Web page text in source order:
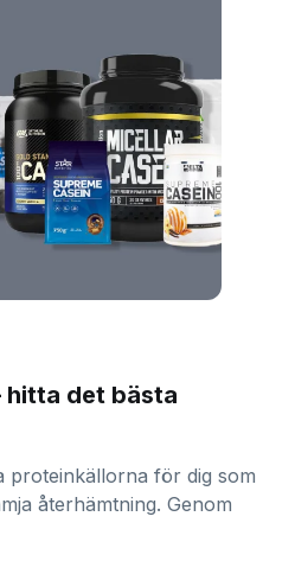
hitta det bästa
proteinkällorna för dig som
återhämtning. Genom